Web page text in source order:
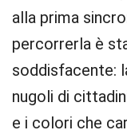
alla prima
percorrerla è
soddisfacente:
nugoli di
e i colori che